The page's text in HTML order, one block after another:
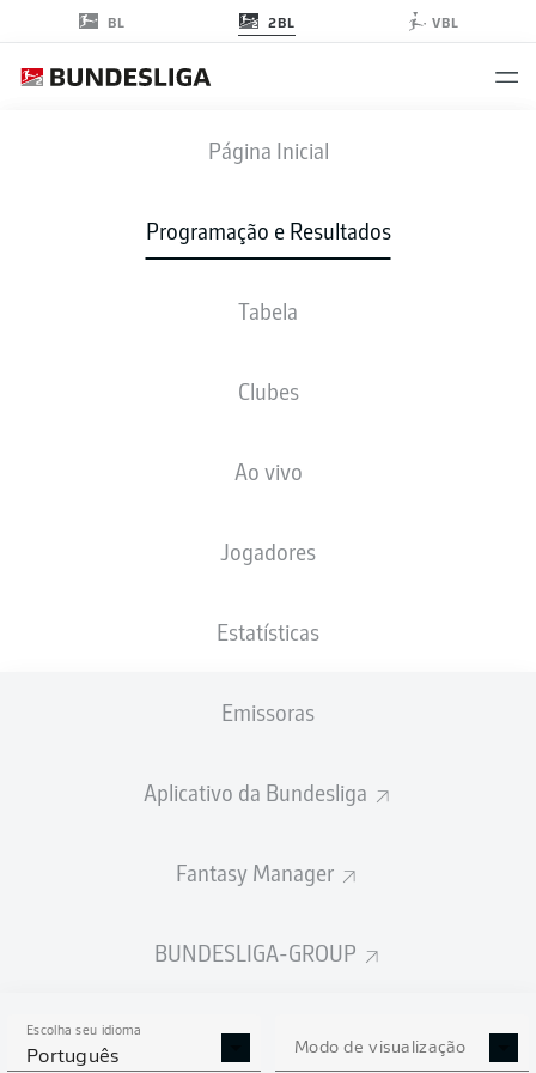
BL 2BL VBL
Página Inicial
Programação e Resultados
Tabela
Clubes
Ao vivo
Jogadores
Estatísticas
Emissoras
Aplicativo da Bundesliga
Fantasy Manager
BUNDESLIGA-GROUP
Escolha seu idioma
Português Modo de visualização
SVD FCM
ESCALAÇÕES
0